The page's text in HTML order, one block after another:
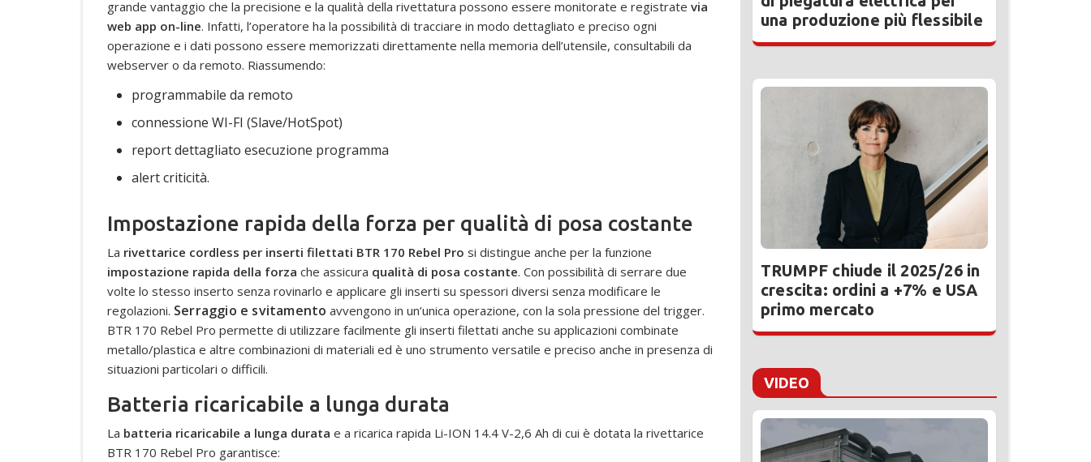
grande vantaggio che la precisione e la qualità della rivettatura possono essere monitorate e registrate via
web app on-line. Infatti, l’operatore ha la possibilità di tracciare in modo dettagliato e preciso ogni
operazione e i dati possono essere memorizzati direttamente nella memoria dell’utensile, consultabili da
webserver o da remoto. Riassumendo:
programmabile da remoto
connessione WI-FI (Slave/HotSpot)
report dettagliato esecuzione programma
alert criticità.
Impostazione rapida della forza per qualità di posa costante
La rivettarice cordless per inserti filettati BTR 170 Rebel Pro si distingue anche per la funzione
impostazione rapida della forza che assicura qualità di posa costante. Con possibilità di serrare due
volte lo stesso inserto senza rovinarlo e applicare gli inserti su spessori diversi senza modificare le
regolazioni. Serraggio e svitamento avvengono in un’unica operazione, con la sola pressione del trigger.
BTR 170 Rebel Pro permette di utilizzare facilmente gli inserti filettati anche su applicazioni combinate
metallo/plastica e altre combinazioni di materiali ed è uno strumento versatile e preciso anche in presenza di
situazioni particolari o difficili.
Batteria ricaricabile a lunga durata
La batteria ricaricabile a lunga durata e a ricarica rapida Li-ION 14.4 V-2,6 Ah di cui è dotata la rivettarice
BTR 170 Rebel Pro garantisce:
una produzione più flessibile
TRUMPF chiude il 2025/26 in
crescita: ordini a +7% e USA
primo mercato
VIDEO